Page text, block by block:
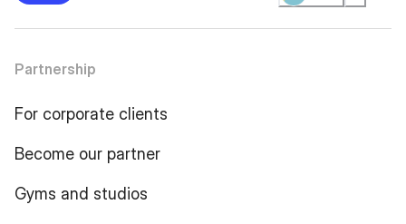
Partnership
For corporate clients
Become our partner
Gyms and studios